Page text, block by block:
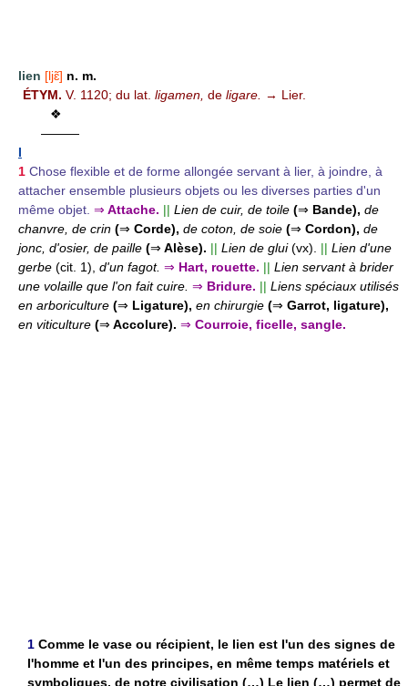
lien [ljɛ̃] n. m.
ÉTYM. V. 1120; du lat. ligamen, de ligare. → Lier.
❖
———
I
1 Chose flexible et de forme allongée servant à lier, à joindre, à
attacher ensemble plusieurs objets ou les diverses parties d'un
même objet. ⇒ Attache. || Lien de cuir, de toile (⇒ Bande), de
chanvre, de crin (⇒ Corde), de coton, de soie (⇒ Cordon), de
jonc, d'osier, de paille (⇒ Alèse). || Lien de glui(vx). || Lien d'une
gerbe (cit. 1), d'un fagot. ⇒ Hart, rouette. || Lien servant à brider
une volaille que l'on fait cuire. ⇒ Bridure. || Liens spéciaux utilisés
en arboriculture (⇒ Ligature), en chirurgie (⇒ Garrot, ligature),
en viticulture (⇒ Accolure). ⇒ Courroie, ficelle, sangle.
1 Comme le vase ou récipient, le lien est l'un des signes de
l'homme et l'un des principes, en même temps matériels et
symboliques, de notre civilisation (…) Le lien (…) permet de